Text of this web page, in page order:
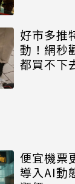
好市多推
動！網秒
都買不下
便宜機票
導入AI動